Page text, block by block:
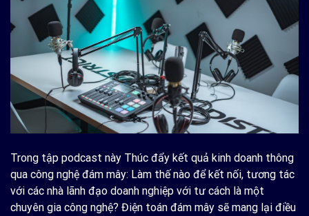
Trong tập podcast này Thúc đẩy kết quả kinh doanh thông
qua công nghệ đám mây: Làm thế nào để kết nối, tương tác
với các nhà lãnh đạo doanh nghiệp với tư cách là một
chuyên gia công nghệ? Điện toán đám mây sẽ mang lại điều